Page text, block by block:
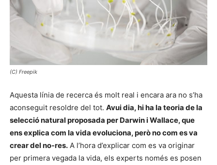
(C) Freepik
Aquesta línia de recerca és molt real i encara ara no s’ha
aconseguit resoldre del tot. Avui dia, hi ha la teoria de la
selecció natural proposada per Darwin i Wallace, que
ens explica com la vida evoluciona, però no com es va
crear del no-res. A l’hora d’explicar com es va originar
per primera vegada la vida, els experts només es posen